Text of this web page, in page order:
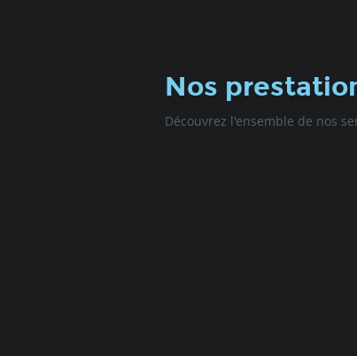
Nos
Découvrez l'ensemble de nos